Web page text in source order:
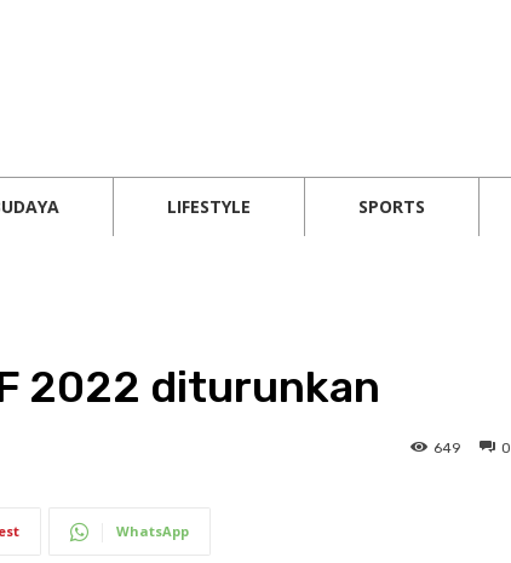
LIFESTYLE SPORTS
2022 diturunkan
0
649
WhatsApp